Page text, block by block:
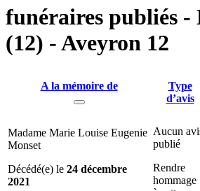
funéraires publiés -
(12) - Aveyron 12
A la mémoire de
Type
d’avis
Madame Marie Louise Eugenie
Monset
Décédé(e) le 24 décembre
2021
Aucun
publié
Rendre
hommage